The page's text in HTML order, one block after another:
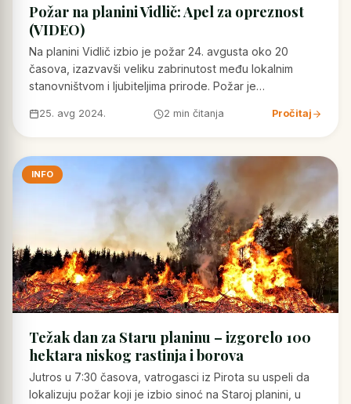
Požar na planini Vidlič: Apel za opreznost
(VIDEO)
Na planini Vidlič izbio je požar 24. avgusta oko 20
časova, izazvavši veliku zabrinutost među lokalnim
stanovništvom i ljubiteljima prirode. Požar je…
25. avg 2024. 2 min čitanja Pročitaj
INFO
Težak dan za Staru planinu – izgorelo 100
hektara niskog rastinja i borova
Jutros u 7:30 časova, vatrogasci iz Pirota su uspeli da
lokalizuju požar koji je izbio sinoć na Staroj planini, u